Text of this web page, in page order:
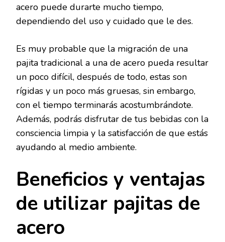
acero puede durarte mucho tiempo,
dependiendo del uso y cuidado que le des.
Es muy probable que la migración de una
pajita tradicional a una de acero pueda resultar
un poco difícil, después de todo, estas son
rígidas y un poco más gruesas, sin embargo,
con el tiempo terminarás acostumbrándote.
Además, podrás disfrutar de tus bebidas con la
consciencia limpia y la satisfacción de que estás
ayudando al medio ambiente.
Beneficios y ventajas
de utilizar pajitas de
acero